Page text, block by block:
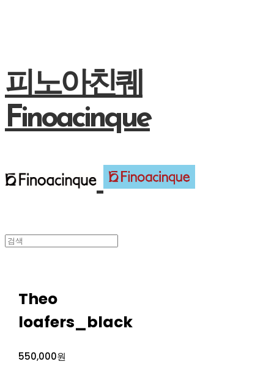
피노아친퀘
Finoacinque
Theo
loafers_black
550,000원